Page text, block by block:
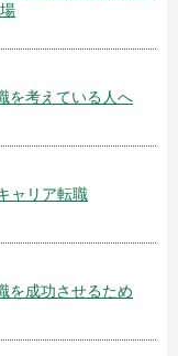
を考えている人へ
ャリア転職
を成功させるため